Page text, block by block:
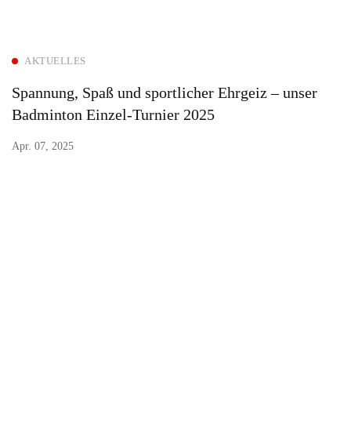
AKTUELLES
Spannung, Spaß und sportlicher Ehrgeiz – unser
Badminton Einzel-Turnier 2025
Apr. 07, 2025